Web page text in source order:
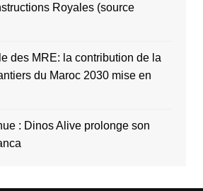
Royales (source
des MRE: la contribution de la
du Maroc 2030 mise en
: Dinos Alive prolonge son